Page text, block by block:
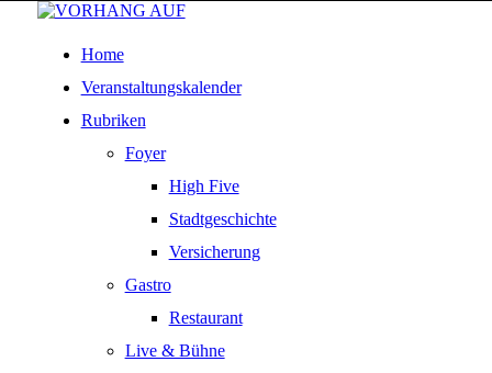
Home
Veranstaltungskalender
Rubriken
Foyer
High Five
Stadtgeschichte
Versicherung
Gastro
Restaurant
Live & Bühne